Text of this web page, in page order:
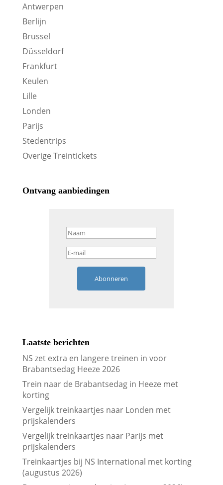
Antwerpen
Berlijn
Brussel
Düsseldorf
Frankfurt
Keulen
Lille
Londen
Parijs
Stedentrips
Overige Treintickets
Ontvang aanbiedingen
Abonneren
Laatste berichten
NS zet extra en langere treinen in voor
Brabantsedag Heeze 2026
Trein naar de Brabantsedag in Heeze met
korting
Vergelijk treinkaartjes naar Londen met
prijskalenders
Vergelijk treinkaartjes naar Parijs met
prijskalenders
Treinkaartjes bij NS International met korting
(augustus 2026)